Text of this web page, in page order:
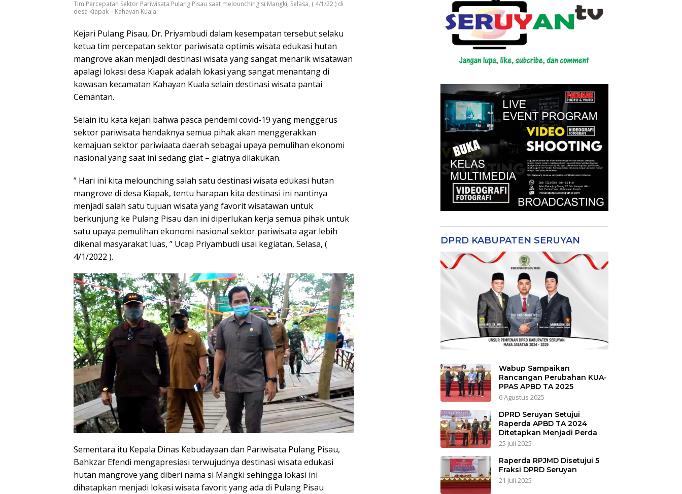
Tim Percepatan Sektor Pariwisata Pulang Pisau saat melounching si Mangki, Selasa, ( 4/1/22 ) di
desa Kiapak – Kahayan Kuala.
Kejari Pulang Pisau, Dr. Priyambudi dalam kesempatan tersebut selaku
ketua tim percepatan sektor pariwisata optimis wisata edukasi hutan
mangrove akan menjadi destinasi wisata yang sangat menarik wisatawan
apalagi lokasi desa Kiapak adalah lokasi yang sangat menantang di
kawasan kecamatan Kahayan Kuala selain destinasi wisata pantai
Cemantan.
Selain itu kata kejari bahwa pasca pendemi covid-19 yang menggerus
sektor pariwisata hendaknya semua pihak akan menggerakkan
kemajuan sektor pariwiaata daerah sebagai upaya pemulihan ekonomi
nasional yang saat ini sedang giat – giatnya dilakukan.
” Hari ini kita melounching salah satu destinasi wisata edukasi hutan
mangrove di desa Kiapak, tentu harapan kita destinasi ini nantinya
menjadi salah satu tujuan wisata yang favorit wisatawan untuk
berkunjung ke Pulang Pisau dan ini diperlukan kerja semua pihak untuk
satu upaya pemulihan ekonomi nasional sektor pariwisata agar lebih
dikenal masyarakat luas, ” Ucap Priyambudi usai kegiatan, Selasa, (
4/1/2022 ).
Sementara itu Kepala Dinas Kebudayaan dan Pariwisata Pulang Pisau,
Bahkzar Efendi mengapresiasi terwujudnya destinasi wisata edukasi
hutan mangrove yang diberi nama si Mangki sehingga lokasi ini
dihatapkan menjadi lokasi wisata favorit yang ada di Pulang Pisau
DPRD KABUPATEN SERUYAN
Wabup Sampaikan
Rancangan Perubahan KUA-
PPAS APBD TA 2025
6 Agustus 2025
DPRD Seruyan Setujui
Raperda APBD TA 2024
Ditetapkan Menjadi Perda
25 Juli 2025
Raperda RPJMD Disetujui 5
Fraksi DPRD Seruyan
21 Juli 2025